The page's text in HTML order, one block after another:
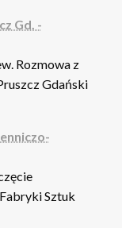
Gd. -
Rozmowa z
Gdański
Sztuk